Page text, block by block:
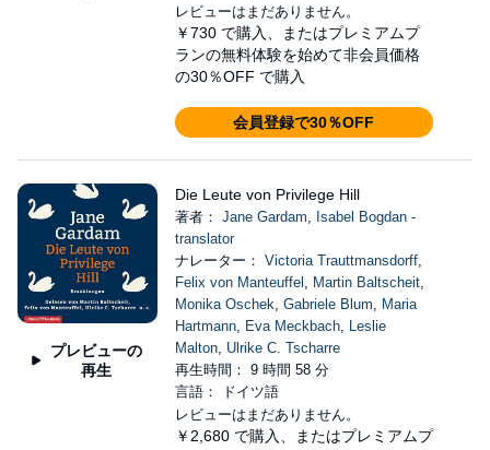
レビューはまだありません。
￥730 で購入、またはプレミアムプ
ランの無料体験を始めて非会員価格
の30％OFF で購入
会員登録で30％OFF
プレビューの
再生
Die Leute von Privilege Hill
著者： Jane Gardam, Isabel Bogdan -
translator
ナレーター： Victoria Trauttmansdorff,
Felix von Manteuffel , Martin Baltscheit,
Monika Oschek, Gabriele Blum, Maria
Hartmann, Eva Meckbach, Leslie
Malton, Ulrike C. Tscharre
再生時間： 9 時間 58 分
言語： ドイツ語
レビューはまだありません。
￥2,680 で購入、またはプレミアムプ